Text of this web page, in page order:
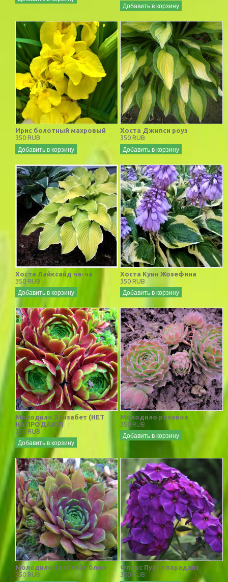
Добавить в корзину
Ирис болотный махровый
350 RUB
Добавить в корзину
Хоста Джипси роуз
350 RUB
Добавить в корзину
Хоста Лайксайд ча-ча
350 RUB
Добавить в корзину
Хоста Куин Жозефина
350 RUB
Добавить в корзину
Молодило Элизабет (НЕТ
НА ПРОДАЖУ)
350 RUB
Добавить в корзину
Молодило розовое
350 RUB
Добавить в корзину
Молодило Твайлайт блюз
350 RUB
Флокс Пурпл парадайз
350 RUB